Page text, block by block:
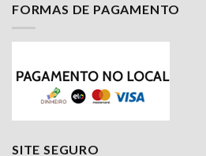
FORMAS DE PAGAMENTO
SITE SEGURO
Nossa equipe de
nos